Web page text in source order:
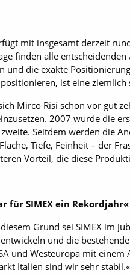
mit insgesamt derzeit
finden alle entscheidenden
und die exakte
ist eine
Mirco Risi schon vor gut
2007 wurde die
Seitdem werden die
Tiefe, Feinheit – der
Vorteil, die diese
für SIMEX ein Rekordjahr«
Grund sei SIMEX im
und die
und Westeuropa mit einem
Italien sind wir sehr